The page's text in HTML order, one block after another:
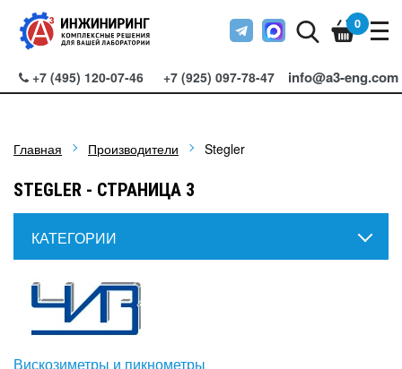
+7 (495) 120-07-46 +7 (925) 097-78-47 info@a3-eng.com
0
Главная Производители Stegler
STEGLER - СТРАНИЦА 3
КАТЕГОРИИ
Вискозиметры и пикнометры